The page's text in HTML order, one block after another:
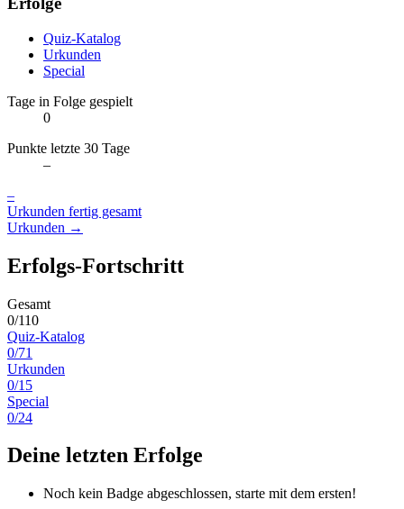
Quiz-Katalog
Urkunden
Special
Tage in Folge gespielt
0
Punkte letzte 30 Tage
–
–
Urkunden fertig gesamt
Urkunden →
Erfolgs-Fortschritt
Gesamt
0/110
Quiz-Katalog
0/71
Urkunden
0/15
Special
0/24
Deine letzten Erfolge
Noch kein Badge abgeschlossen, starte mit dem ersten!